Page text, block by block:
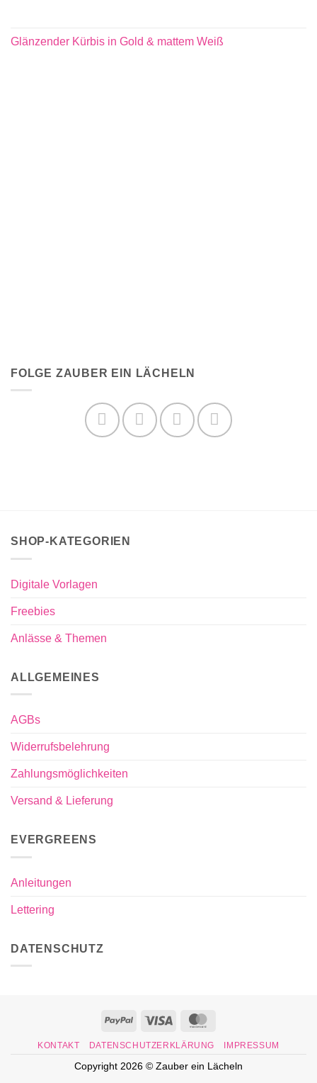
Glänzender Kürbis in Gold & mattem Weiß
FOLGE ZAUBER EIN LÄCHELN
SHOP-KATEGORIEN
Digitale Vorlagen
Freebies
Anlässe & Themen
ALLGEMEINES
AGBs
Widerrufsbelehrung
Zahlungsmöglichkeiten
Versand & Lieferung
EVERGREENS
Anleitungen
Lettering
DATENSCHUTZ
PayPal Visa
KONTAKT DATENSCHUTZERKLÄRUNG IMPRESSUM
Copyright 2026 © Zauber ein Lächeln